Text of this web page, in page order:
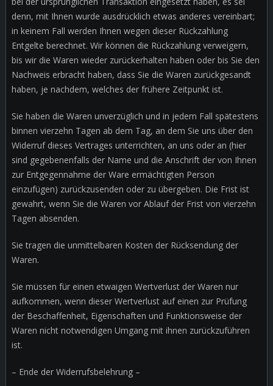
denn, mit Ihnen wurde ausdrücklich etwas anderes vereinbart;
in keinem Fall werden Ihnen wegen dieser Rückzahlung
Entgelte berechnet. Wir können die Rückzahlung verweigern,
bis wir die Waren wieder zurückerhalten haben oder bis Sie den
Nachweis erbracht haben, dass Sie die Waren zurückgesandt
haben, je nachdem, welches der frühere Zeitpunkt ist.
Sie haben die Waren unverzüglich und in jedem Fall spätestens
binnen vierzehn Tagen ab dem Tag, an dem Sie uns über den
Widerruf dieses Vertrages unterrichten, an uns oder an (hier
sind gegebenenfalls der Name und die Anschrift der von Ihnen
zur Entgegennahme der Ware ermächtigten Person
einzufügen) zurückzusenden oder zu übergeben. Die Frist ist
gewahrt, wenn Sie die Waren vor Ablauf der Frist von vierzehn
Tagen absenden.
Sie tragen die unmittelbaren Kosten der Rücksendung der
Waren.
Sie müssen für einen etwaigen Wertverlust der Waren nur
aufkommen, wenn dieser Wertverlust auf einen zur Prüfung
der Beschaffenheit, Eigenschaften und Funktionsweise der
Waren nicht notwendigen Umgang mit ihnen zurückzuführen
ist.
– Ende der Widerrufsbelehrung –